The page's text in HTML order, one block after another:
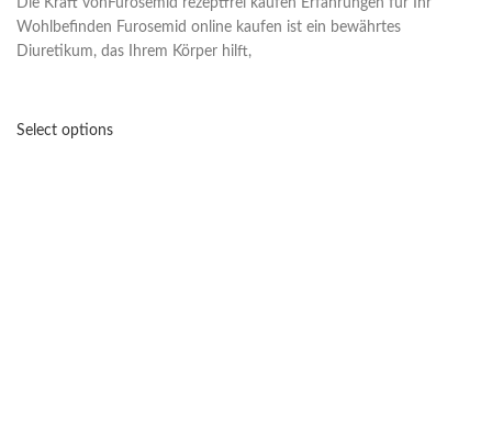
Die Kraft vonFurosemid rezeptfrei kaufen Erfahrungen für Ihr
Wohlbefinden Furosemid online kaufen ist ein bewährtes
Diuretikum, das Ihrem Körper hilft,
Select options